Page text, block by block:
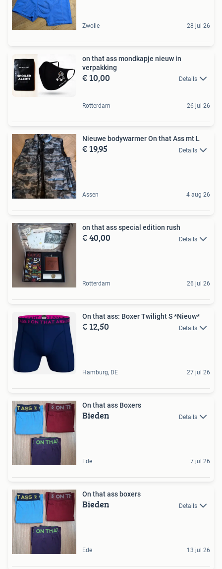
Zwolle 28 jul 26
on that ass mondkapje nieuw in
verpakking
€ 10,00 Details
Rotterdam 26 jul 26
Nieuwe bodywarmer On that Ass mt L
€ 19,95 Details
Assen 4 aug 26
on that ass special edition rush
€ 40,00 Details
Rotterdam 26 jul 26
On that ass: Boxer Twilight S *Nieuw*
€ 12,50 Details
Hamburg, DE 27 jul 26
On that ass Boxers
Bieden Details
Ede 7 jul 26
On that ass boxers
Bieden Details
Ede 13 jul 26